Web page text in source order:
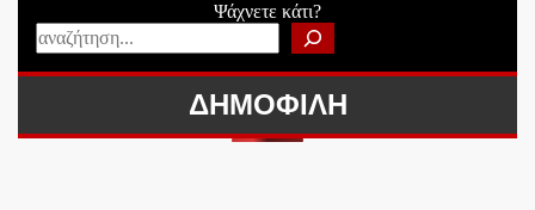
Ψάχνετε κάτι?
ΔΗΜΟΦΙΛΗ